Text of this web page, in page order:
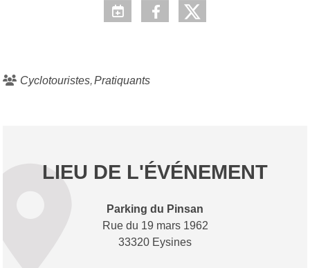
Cyclotouristes Pratiquants
LIEU DE L'ÉVÉNEMENT
Parking du Pinsan
Rue du 19 mars 1962
33320 Eysines